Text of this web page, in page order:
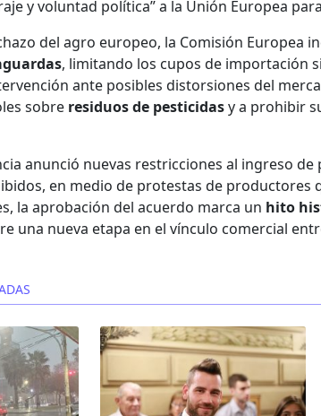
y voluntad política” a la Unión Europea
del agro europeo, la Comisión Europea
, limitando los cupos de importación
ante posibles distorsiones del
sobre residuos de pesticidasy a prohibir
anunció nuevas restricciones al ingreso
en medio de protestas de productores
la aprobación del acuerdo marca un hito
una nueva etapa en el vínculo comercial